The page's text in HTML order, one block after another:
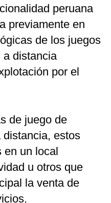
peruana
previamente en
de los juegos
a distancia
por el
de juego de
distancia, estos
en un local
u otros que
la venta de